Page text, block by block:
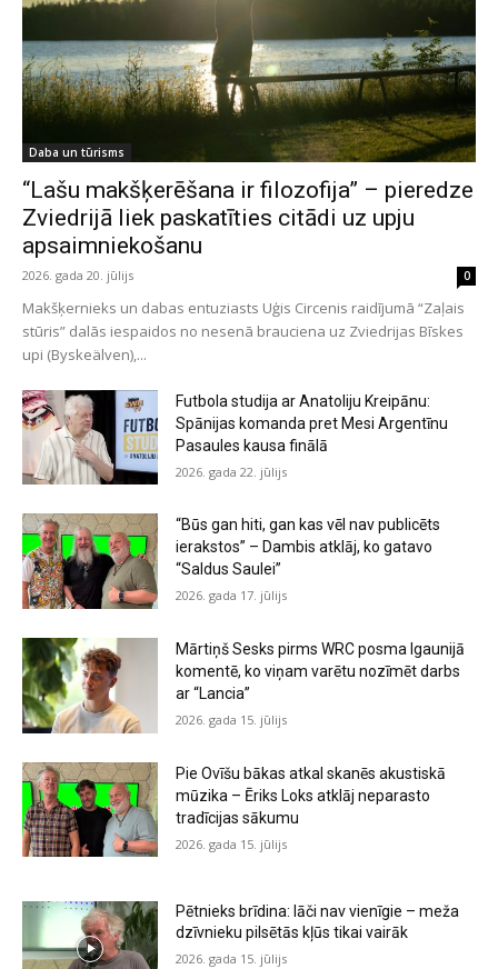
Daba un tūrisms
“Lašu makšķerēšana ir filozofija” – pieredze
Zviedrijā liek paskatīties citādi uz upju
apsaimniekošanu
2026. gada 20. jūlijs 0
Makšķernieks un dabas entuziasts Uģis Circenis raidījumā “Zaļais
stūris” dalās iespaidos no nesenā brauciena uz Zviedrijas Bīskes
upi (Byskeälven),...
Futbola studija ar Anatoliju Kreipānu:
Spānijas komanda pret Mesi Argentīnu
Pasaules kausa finālā
2026. gada 22. jūlijs
“Būs gan hiti, gan kas vēl nav publicēts
ierakstos” – Dambis atklāj, ko gatavo
“Saldus Saulei”
2026. gada 17. jūlijs
Mārtiņš Sesks pirms WRC posma Igaunijā
komentē, ko viņam varētu nozīmēt darbs
ar “Lancia”
2026. gada 15. jūlijs
Pie Ovīšu bākas atkal skanēs akustiskā
mūzika – Ēriks Loks atklāj neparasto
tradīcijas sākumu
2026. gada 15. jūlijs
Pētnieks brīdina: lāči nav vienīgie – meža
dzīvnieku pilsētās kļūs tikai vairāk
2026. gada 15. jūlijs